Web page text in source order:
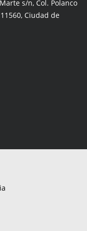
s/n, Col. Polanco
Ciudad de